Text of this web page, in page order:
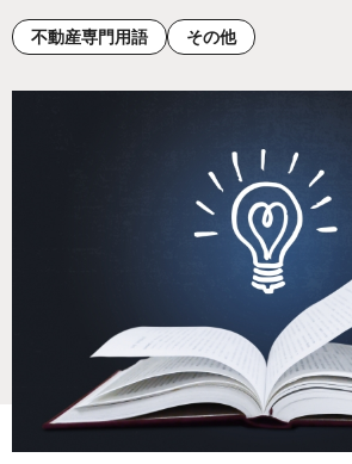
不動産専門用語 その他